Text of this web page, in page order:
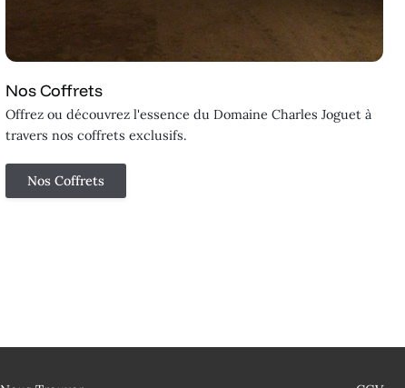
Nos Coffrets
Offrez ou découvrez l'essence du Domaine Charles Joguet à
travers nos coffrets exclusifs.
Nos Coffrets